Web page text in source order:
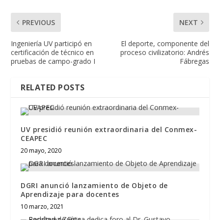
PREVIOUS
Ingeniería UV participó en
certificación de técnico en
pruebas de campo-grado I
NEXT
El deporte, componente del
proceso civilizatorio: Andrés
Fábregas
RELATED POSTS
UV presidió reunión extraordinaria del Conmex-
CEAPEC
20 mayo, 2020
DGRI anunció lanzamiento de Objeto de
Aprendizaje para docentes
10 marzo, 2021